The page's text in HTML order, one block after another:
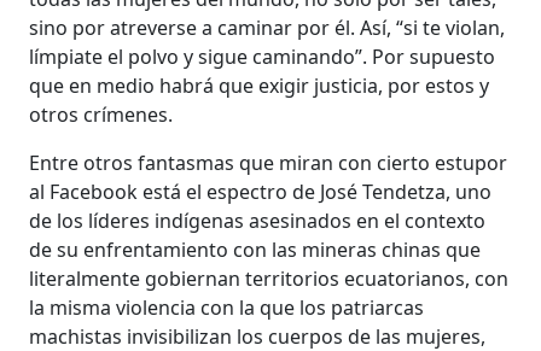
sino por atreverse a caminar por él. Así, “si te violan,
límpiate el polvo y sigue caminando”. Por supuesto
que en medio habrá que exigir justicia, por estos y
otros crímenes.
Entre otros fantasmas que miran con cierto estupor
al Facebook está el espectro de José Tendetza, uno
de los líderes indígenas asesinados en el contexto
de su enfrentamiento con las mineras chinas que
literalmente gobiernan territorios ecuatorianos, con
la misma violencia con la que los patriarcas
machistas invisibilizan los cuerpos de las mujeres,